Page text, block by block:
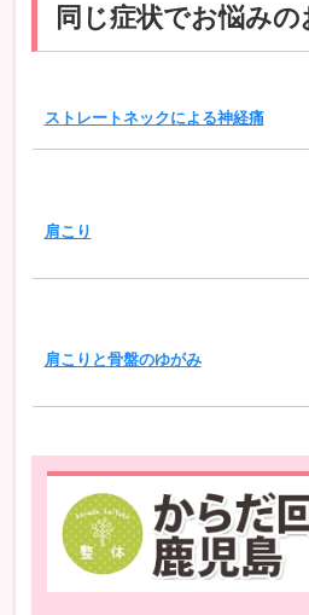
同じ症状でお悩み
ストレートネックによる神経痛
肩こり
肩こりと骨盤のゆがみ